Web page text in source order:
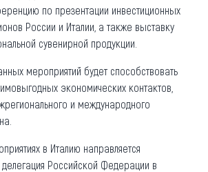
по презентации инвестиционных
России и Италии, а также выставку
сувенирной продукции.
мероприятий будет способствовать
экономических контактов,
и международного
в Италию направляется
делегация Российской Федерации в